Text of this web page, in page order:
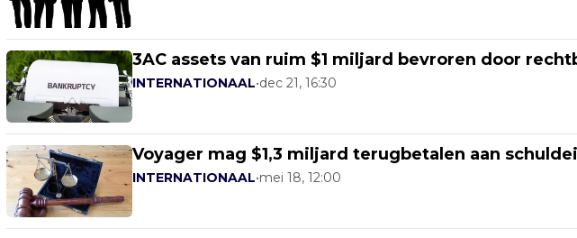
3AC assets van ruim $1 miljard bevroren door
INTERNATIONAAL•dec 21, 16:30
Voyager mag $1,3 miljard terugbetalen aan
INTERNATIONAAL•mei 18, 12:00